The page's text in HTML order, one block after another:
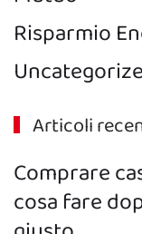
Risparmio
Articoli
Comprare
cosa fare